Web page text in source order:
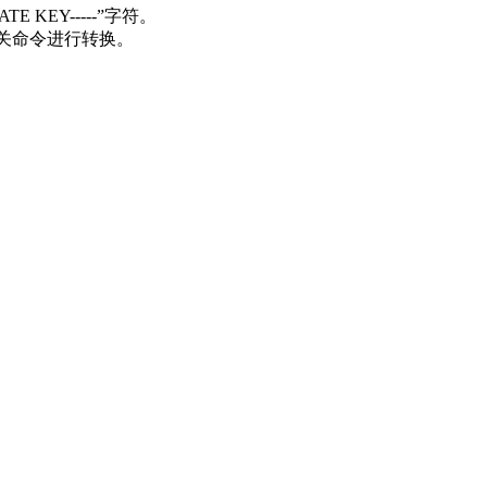
KEY-----”字符。
命令进行转换。